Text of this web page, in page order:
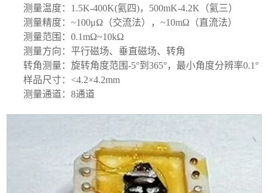
测量温度： 1.5K-400K(氦四)， 500mK-4.2K （氦三）
测量精度：~100μΩ （交流法），~10mΩ （直流法）
测量范围：0.1mΩ~10kΩ
测量方向：平行磁场、垂直磁场、转角
转角测量：旋转角度范围-5°到365°，最小角度分辨率0.1°
样品尺寸： <4.2×4.2mm
测量通道：8通道